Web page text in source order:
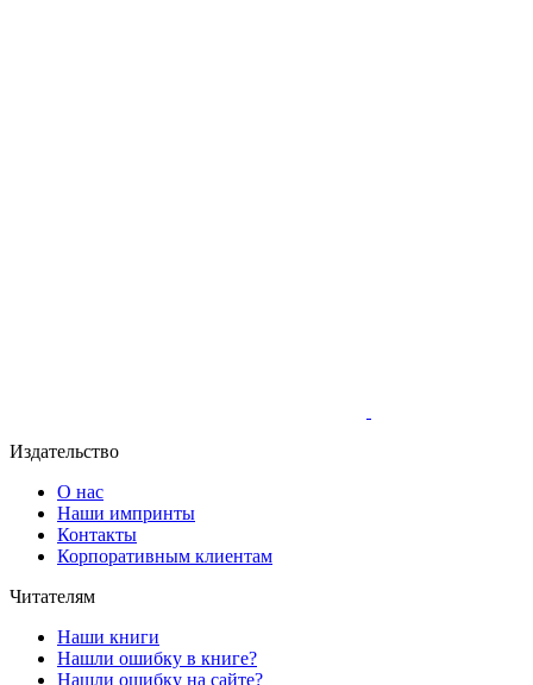
Издательство
О нас
Наши импринты
Контакты
Корпоративным клиентам
Читателям
Наши книги
Нашли ошибку в книге?
Нашли ошибку на сайте?